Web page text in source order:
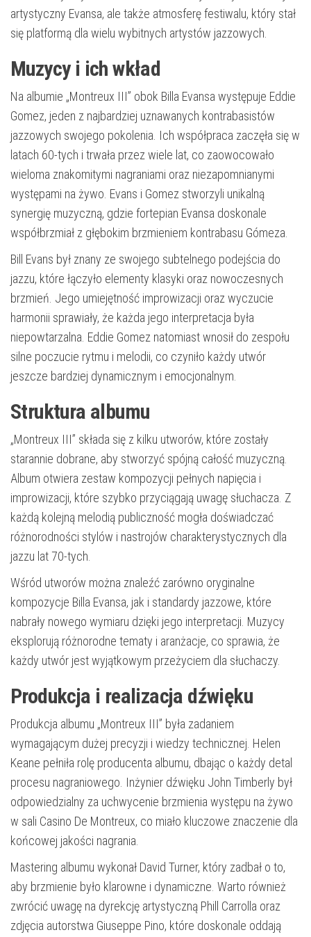
artystyczny Evansa, ale także atmosferę festiwalu, który stał
się platformą dla wielu wybitnych artystów jazzowych.
Muzycy i ich wkład
Na albumie „Montreux III” obok Billa Evansa występuje Eddie
Gomez, jeden z najbardziej uznawanych kontrabasistów
jazzowych swojego pokolenia. Ich współpraca zaczęła się w
latach 60-tych i trwała przez wiele lat, co zaowocowało
wieloma znakomitymi nagraniami oraz niezapomnianymi
występami na żywo. Evans i Gomez stworzyli unikalną
synergię muzyczną, gdzie fortepian Evansa doskonale
współbrzmiał z głębokim brzmieniem kontrabasu Gómeza.
Bill Evans był znany ze swojego subtelnego podejścia do
jazzu, które łączyło elementy klasyki oraz nowoczesnych
brzmień. Jego umiejętność improwizacji oraz wyczucie
harmonii sprawiały, że każda jego interpretacja była
niepowtarzalna. Eddie Gomez natomiast wnosił do zespołu
silne poczucie rytmu i melodii, co czyniło każdy utwór
jeszcze bardziej dynamicznym i emocjonalnym.
Struktura albumu
„Montreux III” składa się z kilku utworów, które zostały
starannie dobrane, aby stworzyć spójną całość muzyczną.
Album otwiera zestaw kompozycji pełnych napięcia i
improwizacji, które szybko przyciągają uwagę słuchacza. Z
każdą kolejną melodią publiczność mogła doświadczać
różnorodności stylów i nastrojów charakterystycznych dla
jazzu lat 70-tych.
Wśród utworów można znaleźć zarówno oryginalne
kompozycje Billa Evansa, jak i standardy jazzowe, które
nabrały nowego wymiaru dzięki jego interpretacji. Muzycy
eksplorują różnorodne tematy i aranżacje, co sprawia, że
każdy utwór jest wyjątkowym przeżyciem dla słuchaczy.
Produkcja i realizacja dźwięku
Produkcja albumu „Montreux III” była zadaniem
wymagającym dużej precyzji i wiedzy technicznej. Helen
Keane pełniła rolę producenta albumu, dbając o każdy detal
procesu nagraniowego. Inżynier dźwięku John Timberly był
odpowiedzialny za uchwycenie brzmienia występu na żywo
w sali Casino De Montreux, co miało kluczowe znaczenie dla
końcowej jakości nagrania.
Mastering albumu wykonał David Turner, który zadbał o to,
aby brzmienie było klarowne i dynamiczne. Warto również
zwrócić uwagę na dyrekcję artystyczną Phill Carrolla oraz
zdjęcia autorstwa Giuseppe Pino, które doskonale oddają